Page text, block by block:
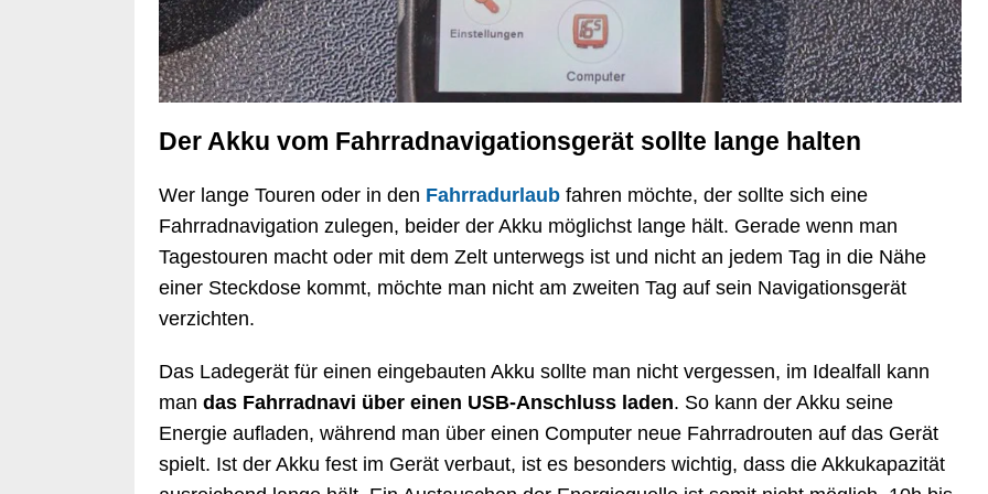
Der Akku vom Fahrradnavigationsgerät sollte lange halten
Wer lange Touren oder in den Fahrradurlaub fahren möchte, der sollte sich eine
Fahrradnavigation zulegen, beider der Akku möglichst lange hält. Gerade wenn man
Tagestouren macht oder mit dem Zelt unterwegs ist und nicht an jedem Tag in die Nähe
einer Steckdose kommt, möchte man nicht am zweiten Tag auf sein Navigationsgerät
verzichten.
Das Ladegerät für einen eingebauten Akku sollte man nicht vergessen, im Idealfall kann
man das Fahrradnavi über einen USB-Anschluss laden. So kann der Akku seine
Energie aufladen, während man über einen Computer neue Fahrradrouten auf das Gerät
spielt. Ist der Akku fest im Gerät verbaut, ist es besonders wichtig, dass die Akkukapazität